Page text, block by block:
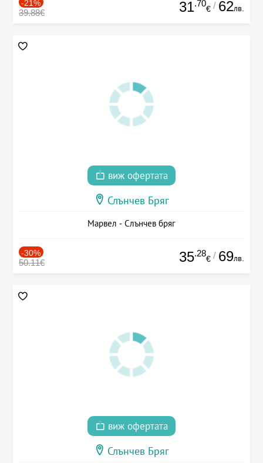
-21%
39.88€ 31.70
€ / 62лв.
виж офертата
Слънчев Бряг
Марвел - Слънчев бряг
-30%
50.11€ 35.28
€ / 69лв.
виж офертата
Слънчев Бряг